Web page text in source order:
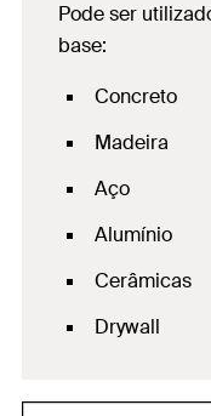
Pode ser
base:
Concreto
Madeira
Aço
Alumínio
Cerâmicas
Drywall